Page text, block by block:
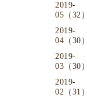
2019-
05（32）
2019-
04（30）
2019-
03（30）
2019-
02（31）